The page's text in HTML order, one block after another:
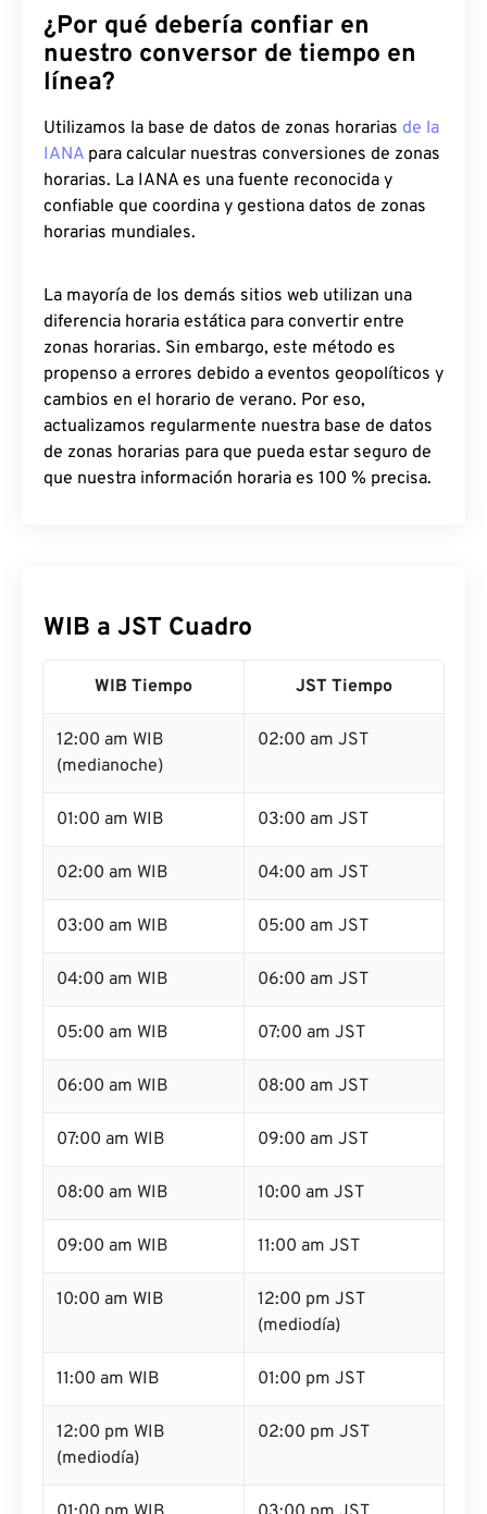
¿Por qué debería confiar en
nuestro conversor de tiempo en
línea?
Utilizamos la base de datos de zonas horarias de la
IANA para calcular nuestras conversiones de zonas
horarias. La IANA es una fuente reconocida y
confiable que coordina y gestiona datos de zonas
horarias mundiales.
La mayoría de los demás sitios web utilizan una
diferencia horaria estática para convertir entre
zonas horarias. Sin embargo, este método es
propenso a errores debido a eventos geopolíticos y
cambios en el horario de verano. Por eso,
actualizamos regularmente nuestra base de datos
de zonas horarias para que pueda estar seguro de
que nuestra información horaria es 100 % precisa.
WIB a JST Cuadro
WIB Tiempo JST Tiempo
12:00 am WIB
(medianoche)
02:00 am JST
01:00 am WIB 03:00 am JST
02:00 am WIB 04:00 am JST
03:00 am WIB 05:00 am JST
04:00 am WIB 06:00 am JST
05:00 am WIB 07:00 am JST
06:00 am WIB 08:00 am JST
07:00 am WIB 09:00 am JST
08:00 am WIB 10:00 am JST
09:00 am WIB 11:00 am JST
10:00 am WIB
12:00 pm JST
(mediodía)
11:00 am WIB 01:00 pm JST
12:00 pm WIB
(mediodía)
02:00 pm JST